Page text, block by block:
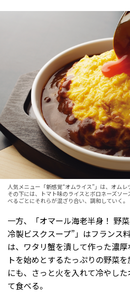
人気メニュー「新感覚“オムライス”」は、オムレ
その下には、トマト味のライスとボロネーズソ
べるごとにそれらが混ざり合い、調和していく。
一方、「オマール海老半身！ 野
冷製ビスクスープ”」はフランス
は、ワタリ蟹を潰して作った濃
トを始めとするたっぷりの野菜
にも、さっと火を入れて冷やし
て食べる。